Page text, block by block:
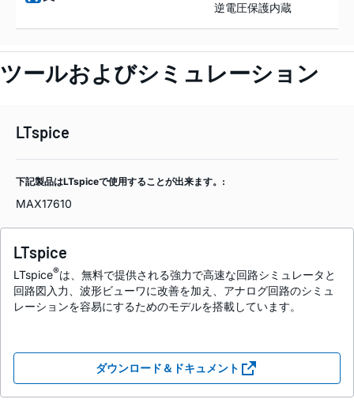
逆電圧保護内蔵
ツールおよびシミュレーション
LTspice
下記製品はLTspiceで使用することが出来ます。:
MAX17610
LTspice
LTspice®は、無料で提供される強力で高速な回路シミュレータと
回路図入力、波形ビューワに改善を加え、アナログ回路のシミュ
レーションを容易にするためのモデルを搭載しています。
ダウンロード＆ドキュメント